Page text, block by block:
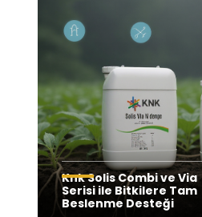
Modern Tarımın Gücü:
Knk Tarım’ın Yenilikçi
Gübre Teknolojileri
Knk Solis Combi ve Via
Serisi ile Bitkilere Tam
Beslenme Desteği